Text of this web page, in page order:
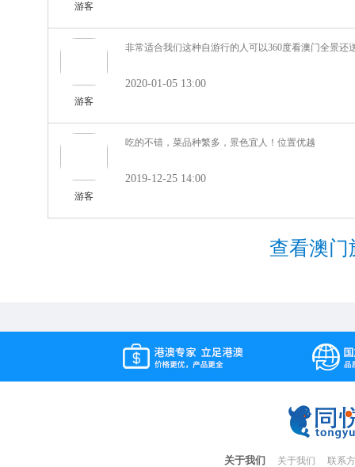
游客
游客
非常适合我们这种自游行的人可以360度看澳门全景还
2020-01-05 13:00
游客
吃的不错，菜品种繁多，景色宜人！位置优越
2019-12-25 14:00
查看澳门
关于我们 关于我们 联系